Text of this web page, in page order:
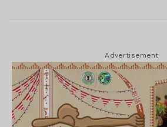
Advertisement